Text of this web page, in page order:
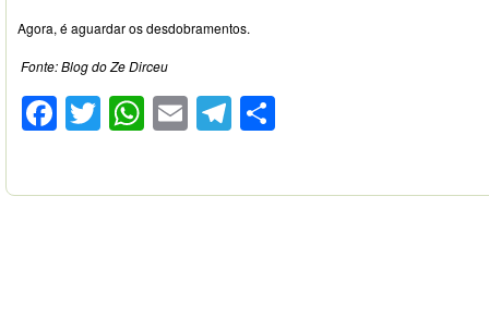
Agora, é aguardar os desdobramentos.
Fonte: Blog do Ze Dirceu
Facebook
Twitter
WhatsApp
EmailTelegram